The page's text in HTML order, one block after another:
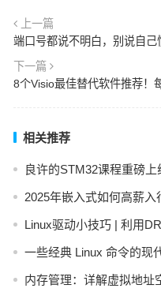
上一篇
端口号都说不明白，别说自己
下一篇
8个Visio最佳替代软件推荐！
相关推荐
良许的STM32课程重磅上
2025年嵌入式如何高薪入
Linux驱动小技巧 | 利用
一些经典 Linux 命令的现
内存管理：详解虚拟地址